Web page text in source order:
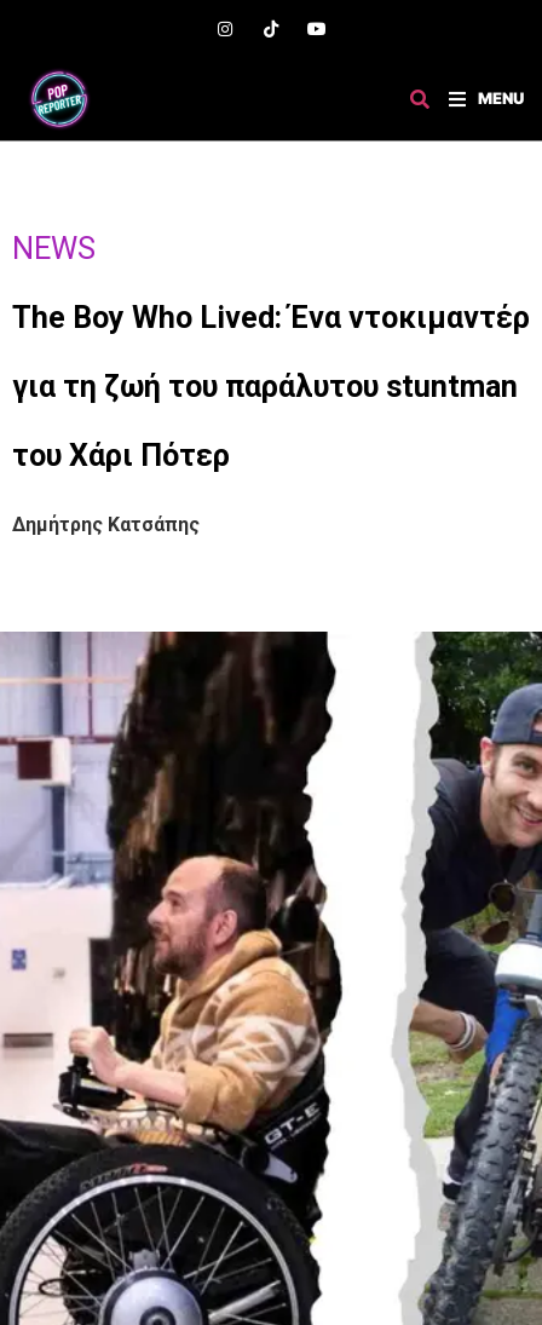
MENU
NEWS
The Boy Who Lived: Ένα ντοκιμαντέρ
για τη ζωή του παράλυτου stuntman
του Χάρι Πότερ
Δημήτρης Κατσάπης